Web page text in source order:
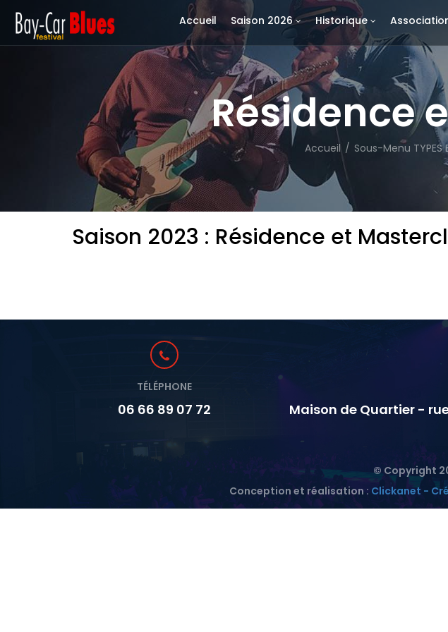
Accueil Saison 2026 Historique
Résidence
Accueil / Sous-Menu TYPES
Saison 2023 : Résidence et
TÉLÉPHONE
06 66 89 07 72 Maison de Quartier -
© Copyright
Conception et réalisation : Clickanet -